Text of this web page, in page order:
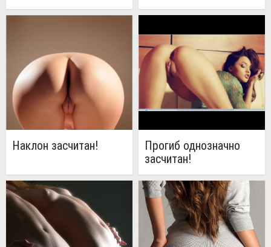
Наклон засчитан!
Прогиб однозначно
засчитан!